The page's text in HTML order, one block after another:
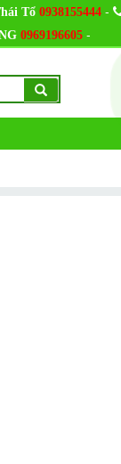
Tổ 0938155444-
0969196605 -